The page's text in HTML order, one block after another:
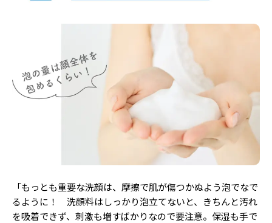
「もっとも重要な洗顔は、摩擦で肌が傷つかぬよう泡でなで
るように！ 洗顔料はしっかり泡立てないと、きちんと汚れ
を吸着できず、刺激も増すばかりなので要注意。保湿も手で